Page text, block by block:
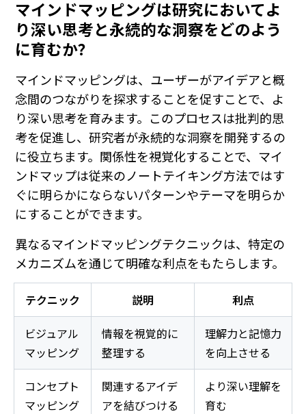
マインドマッピングは研究においてよ
り深い思考と永続的な洞察をどのよう
に育むか？
マインドマッピングは、ユーザーがアイデアと概
念間のつながりを探求することを促すことで、よ
り深い思考を育みます。このプロセスは批判的思
考を促進し、研究者が永続的な洞察を開発するの
に役立ちます。関係性を視覚化することで、マイ
ンドマップは従来のノートテイキング方法ではす
ぐに明らかにならないパターンやテーマを明らか
にすることができます。
異なるマインドマッピングテクニックは、特定の
メカニズムを通じて明確な利点をもたらします。
テクニック 説明 利点
ビジュアル
マッピング
情報を視覚的に
整理する
理解力と記憶力
を向上させる
コンセプト
マッピング
関連するアイデ
アを結びつける
より深い理解を
育む